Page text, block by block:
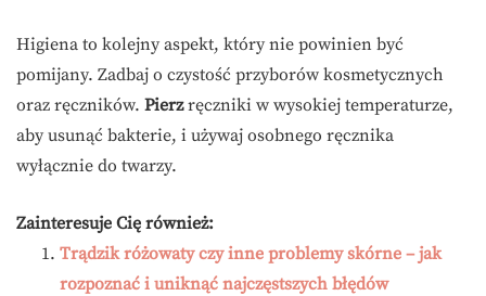
Higiena to kolejny aspekt, który nie powinien być
pomijany. Zadbaj o czystość przyborów kosmetycznych
oraz ręczników. Pierzręczniki w wysokiej temperaturze,
aby usunąć bakterie, i używaj osobnego ręcznika
wyłącznie do twarzy.
Zainteresuje Cię również:
Trądzik różowaty czy inne problemy skórne – jak
rozpoznać i uniknąć najczęstszych błędów